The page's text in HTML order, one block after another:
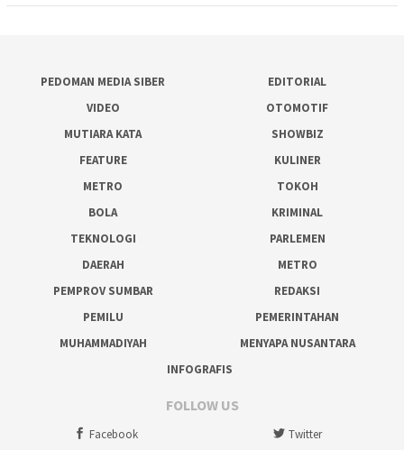
PEDOMAN MEDIA SIBER
EDITORIAL
VIDEO
OTOMOTIF
MUTIARA KATA
SHOWBIZ
FEATURE
KULINER
METRO
TOKOH
BOLA
KRIMINAL
TEKNOLOGI
PARLEMEN
DAERAH
METRO
PEMPROV SUMBAR
REDAKSI
PEMILU
PEMERINTAHAN
MUHAMMADIYAH
MENYAPA NUSANTARA
INFOGRAFIS
FOLLOW US
Facebook Twitter